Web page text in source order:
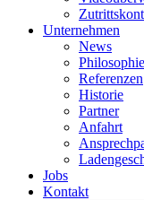
Unternehmen
News
Philosophie
Referenzen
Historie
Partner
Anfahrt
Jobs
Kontakt